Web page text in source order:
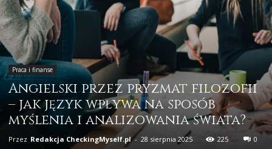
Praca i finanse
Angielski przez pryzmat filozofii
– jak język wpływa na sposób
myślenia i analizowania świata?
Przez Redakcja CheckingMyself.pl - 28 sierpnia 2025 225 0